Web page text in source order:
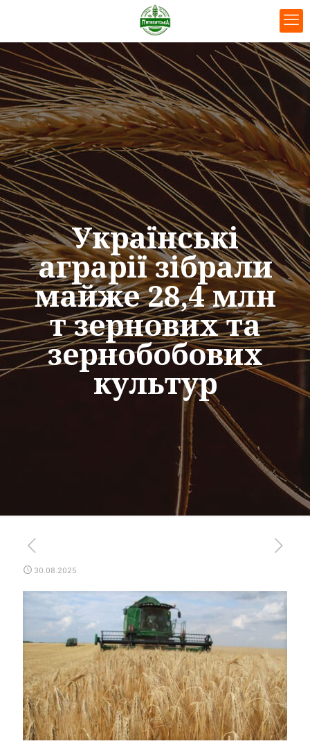
Українські
аграрії зібрали
майже 28,4 млн
т зернових та
зернобобових
культур
30.08.2025